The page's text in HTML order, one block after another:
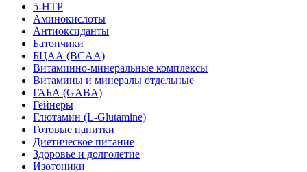
5-HTP
Аминокислоты
Антиоксиданты
Батончики
БЦАА (BCAA)
Витаминно-минеральные комплексы
Витамины и минералы отдельные
ГАБА (GABA)
Гейнеры
Глютамин (L-Glutamine)
Готовые напитки
Диетическое питание
Здоровье и долголетие
Изотоники